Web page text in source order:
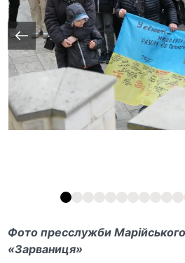
Фото пресслужби
«Зарваниця»